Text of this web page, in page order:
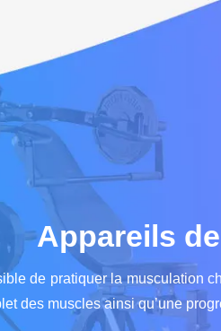
Appareils
de pratiquer la musculation
des muscles ainsi qu’une